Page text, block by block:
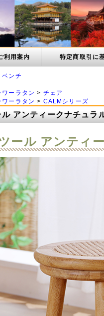
利用案内 特定商取引に
ベンチ
ワーラタン > チェア
ワーラタン > CALMシリーズ
アンティークナチュラ
ール アンティ